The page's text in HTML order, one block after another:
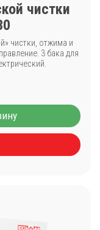
чистки
чистки, отжима и
3 бака для